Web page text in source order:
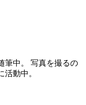
筆中。 写真を撮るの
動中。